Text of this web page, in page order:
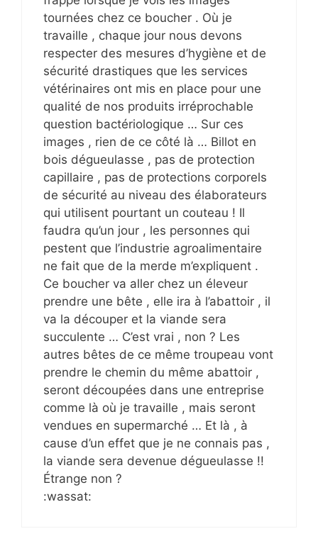
tournées chez ce boucher . Où je
travaille , chaque jour nous devons
respecter des mesures d’hygiène et de
sécurité drastiques que les services
vétérinaires ont mis en place pour une
qualité de nos produits irréprochable
question bactériologique … Sur ces
images , rien de ce côté là … Billot en
bois dégueulasse , pas de protection
capillaire , pas de protections corporels
de sécurité au niveau des élaborateurs
qui utilisent pourtant un couteau ! Il
faudra qu’un jour , les personnes qui
pestent que l’industrie agroalimentaire
ne fait que de la merde m’expliquent .
Ce boucher va aller chez un éleveur
prendre une bête , elle ira à l’abattoir , il
va la découper et la viande sera
succulente … C’est vrai , non ? Les
autres bêtes de ce même troupeau vont
prendre le chemin du même abattoir ,
seront découpées dans une entreprise
comme là où je travaille , mais seront
vendues en supermarché … Et là , à
cause d’un effet que je ne connais pas ,
la viande sera devenue dégueulasse !!
Étrange non ?
:wassat: